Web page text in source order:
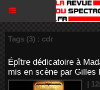
Tags (3) : cdr
Épître dédicatoire à
mis en scène par Gilles
|